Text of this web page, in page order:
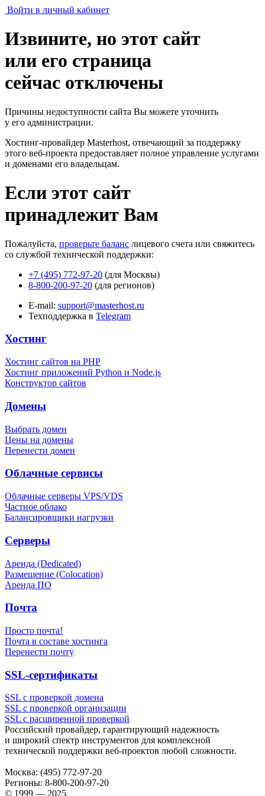
Войти в личный кабинет
Извините, но этот сайт
или его страница
сейчас отключены
Причины недоступности сайта Вы можете уточнить
у его администрации.
Хостинг-провайдер Masterhost, отвечающий за поддержку
этого веб-проекта предоставляет полное управление услугами
и доменами его владельцам.
Если этот сайт
принадлежит Вам
Пожалуйста, проверьте баланс лицевого счета или свяжитесь
со службой технической поддержки:
+7 (495) 772-97-20 (для Москвы)
8-800-200-97-20 (для регионов)
E-mail: support@masterhost.ru
Техподдержка в Telegram
Хостинг
Хостинг сайтов на PHP
Хостинг приложений Python и Node.js
Конструктор сайтов
Домены
Выбрать домен
Цены на домены
Перенести домен
Облачные сервисы
Облачные серверы VPS/VDS
Частное облако
Балансировщики нагрузки
Серверы
Аренда (Dedicated)
Размещение (Colocation)
Аренда ПО
Почта
Просто почта!
Почта в составе хостинга
Перенести почту
SSL-сертификаты
SSL с проверкой домена
SSL с проверкой организации
SSL с расширенной проверкой
Российский провайдер, гарантирующий надежность
и широкий спектр инструментов для комплексной
технической поддержки веб-проектов любой сложности.
Москва: (495) 772-97-20
Регионы: 8-800-200-97-20
© 1999 — 2025